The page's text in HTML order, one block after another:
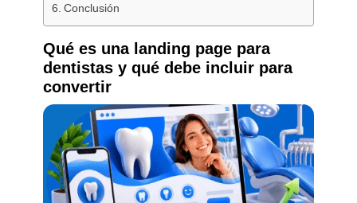
Conclusión
Qué es una landing page para
dentistas y qué debe incluir para
convertir